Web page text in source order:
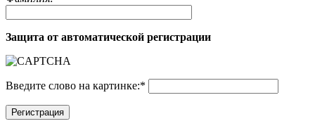
Защита от автоматической регистрации
Введите слово на картинке:*
Регистрация